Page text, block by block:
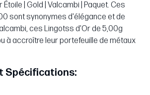
| Gold | Valcambi | Paquet. Ces
sont synonymes d'élégance et de
ces Lingotss d'Or de 5,00g
à accroître leur portefeuille de métaux
Spécifications: